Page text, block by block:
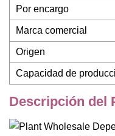
Por encargo
Marca comercial
Origen
Capacidad de
Descripción del